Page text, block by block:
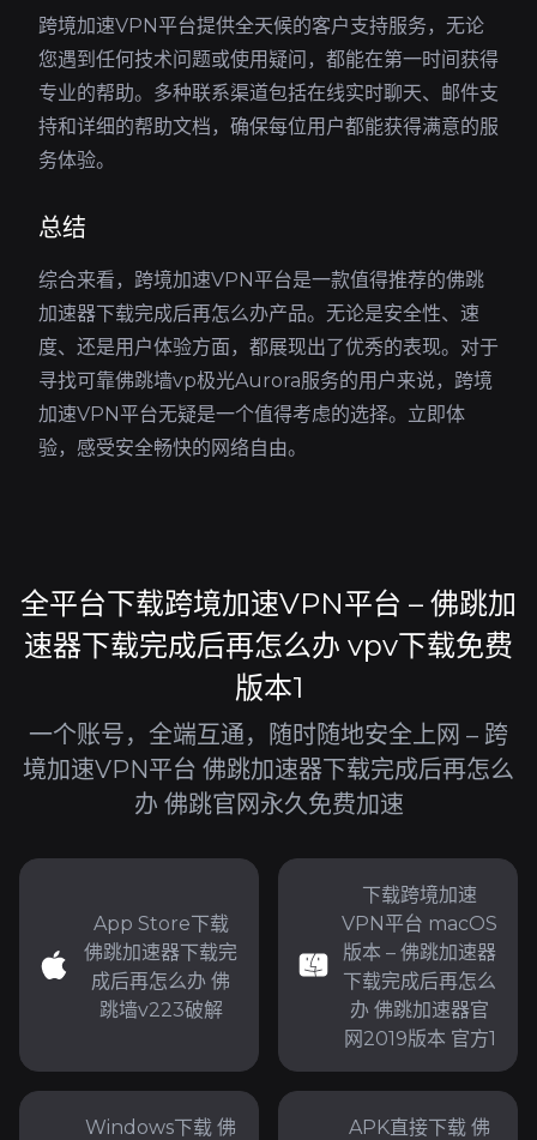
跨境加速VPN平台提供全天候的客户支持服务，无论
您遇到任何技术问题或使用疑问，都能在第一时间获得
专业的帮助。多种联系渠道包括在线实时聊天、邮件支
持和详细的帮助文档，确保每位用户都能获得满意的服
务体验。
总结
综合来看，跨境加速VPN平台是一款值得推荐的佛跳
加速器下载完成后再怎么办产品。无论是安全性、速
度、还是用户体验方面，都展现出了优秀的表现。对于
寻找可靠佛跳墙vp极光Aurora服务的用户来说，跨境
加速VPN平台无疑是一个值得考虑的选择。立即体
验，感受安全畅快的网络自由。
全平台下载跨境加速VPN平台 – 佛跳加
速器下载完成后再怎么办 vpv下载免费
版本1
一个账号，全端互通，随时随地安全上网 – 跨
境加速VPN平台 佛跳加速器下载完成后再怎么
办 佛跳官网永久免费加速
App Store下载
佛跳加速器下载完
成后再怎么办 佛
跳墙v223破解
下载跨境加速
VPN平台 macOS
版本 – 佛跳加速器
下载完成后再怎么
办 佛跳加速器官
网2019版本 官方1
Windows下载 佛
APK直接下载 佛